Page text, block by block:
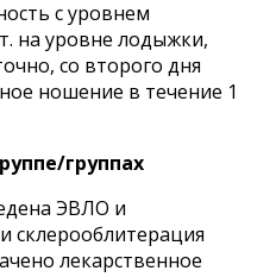
с уровнем
на уровне лодыжки,
со второго дня
ношение в течение 1
группах
ЭВЛО и
склерооблитерация
лекарственное